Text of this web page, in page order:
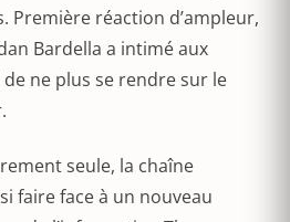
Première réaction d’ampleur,
Bardella a intimé aux
ne plus se rendre sur le
seule, la chaîne
faire face à un nouveau